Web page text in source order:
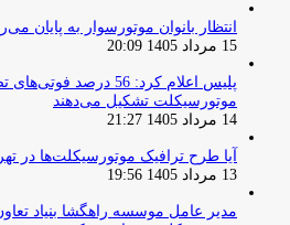
انتظار بانوان موتورسوار به پایان
15 مرداد 1405 20:09
پلیس اعلام کرد: 56 درصد
موتورسیکلت تشکیل می‌دهند
14 مرداد 1405 21:27
آیا طرح ترافیک موتورسیکلت‌ها در
13 مرداد 1405 19:56
مدیر عامل موسسه راهگشا بنیاد